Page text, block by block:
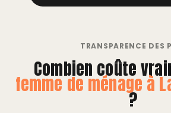
TRANSPARENCE DES
Combien coûte
femme de ménage à
?